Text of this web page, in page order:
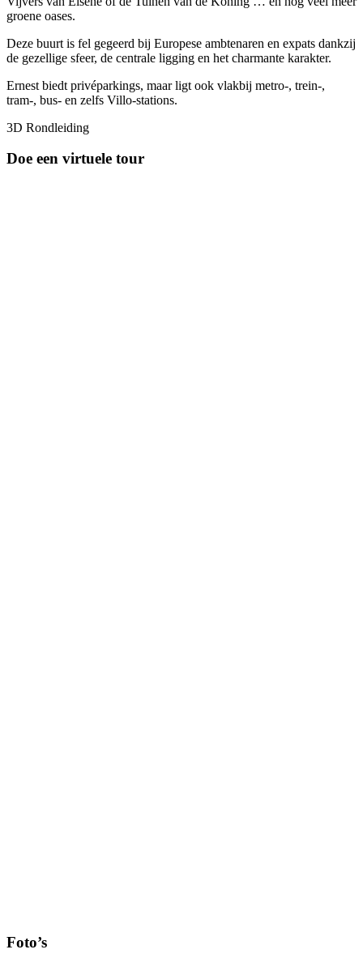
groene oases.
Deze buurt is fel gegeerd bij Europese ambtenaren en expats dankzij
de gezellige sfeer, de centrale ligging en het charmante karakter.
Ernest biedt privéparkings, maar ligt ook vlakbij metro-, trein-,
tram-, bus- en zelfs Villo-stations.
3D Rondleiding
Doe een virtuele tour
Foto’s